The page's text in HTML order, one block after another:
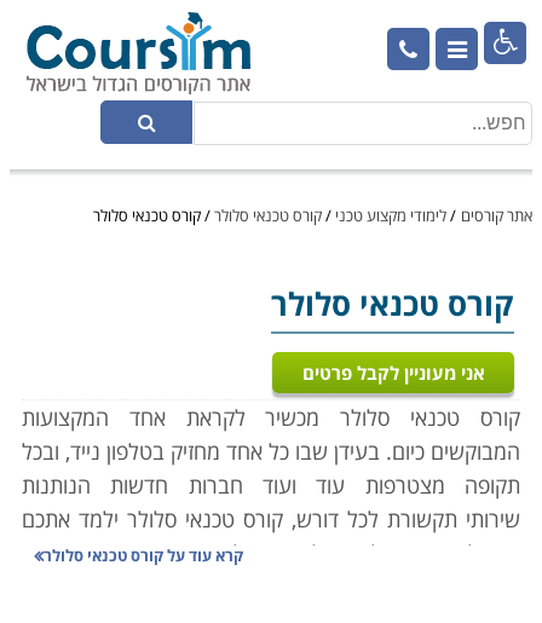

אתר קורסים /לימודי מקצוע טכני /קורס טכנאי סלולר/קורס טכנאי סלולר
קורס טכנאי סלולר
אני מעוניין לקבל פרטים
קורס טכנאי סלולר מכשיר לקראת אחד המקצועות
המבוקשים כיום. בעידן שבו כל אחד מחזיק בטלפון נייד, ובכל
תקופה מצטרפות עוד ועוד חברות חדשות הנותנות
שירותי תקשורת לכל דורש, קורס טכנאי סלולר ילמד אתכם
את כל הנדרש על מנת לאתר תקלות במכשירים, מתן שירותי
קרא עוד עלקורס טכנאי סלולר